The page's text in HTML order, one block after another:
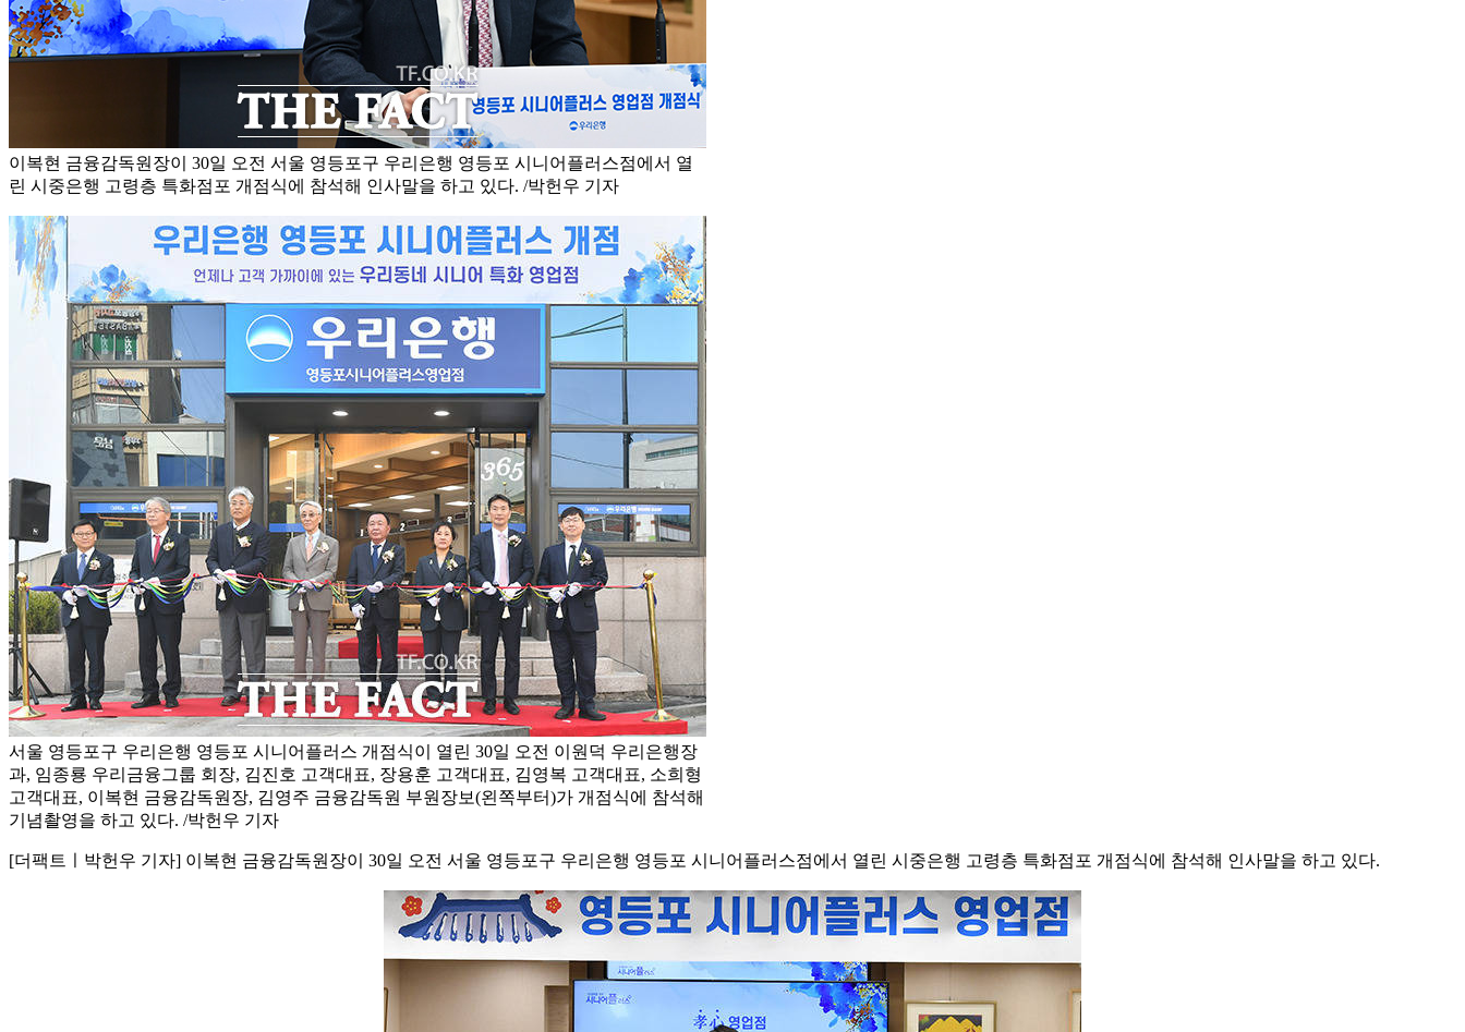
이복현 금융감독원장이 30일 오전 서울 영등포구 우리은행 영등포 시니어플러스점에서 열
린 시중은행 고령층 특화점포 개점식에 참석해 인사말을 하고 있다. /박헌우 기자
서울 영등포구 우리은행 영등포 시니어플러스 개점식이 열린 30일 오전 이원덕 우리은행장
과, 임종룡 우리금융그룹 회장, 김진호 고객대표, 장용훈 고객대표, 김영복 고객대표, 소희형
고객대표, 이복현 금융감독원장, 김영주 금융감독원 부원장보(왼쪽부터)가 개점식에 참석해
기념촬영을 하고 있다. /박헌우 기자
[더팩트ㅣ박헌우 기자] 이복현 금융감독원장이 30일 오전 서울 영등포구 우리은행 영등포 시니어플러스점에서 열린 시중은행 고령층 특화점포 개점식에 참석해 인사말을 하고 있다.